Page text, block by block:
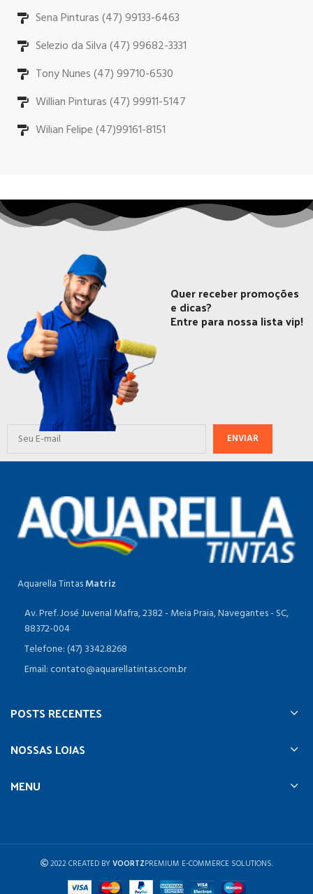
Sena Pinturas (47) 99133-6463
Selezio da Silva (47) 99682-3331
Tony Nunes (47) 99710-6530
Willian Pinturas (47) 99911-5147
Wilian Felipe (47)99161-8151
Quer receber promoções
e dicas?
Entre para nossa lista vip!
Aquarella TintasMatriz
Av. Pref. José Juvenal Mafra, 2382 - Meia Praia, Navegantes - SC,
88372-004
Telefone: (47) 3342.8268
Email: contato@aquarellatintas.com.br
POSTS RECENTES
NOSSAS LOJAS
MENU
2022 CREATED BYVOORTZPREMIUM E-COMMERCE SOLUTIONS.